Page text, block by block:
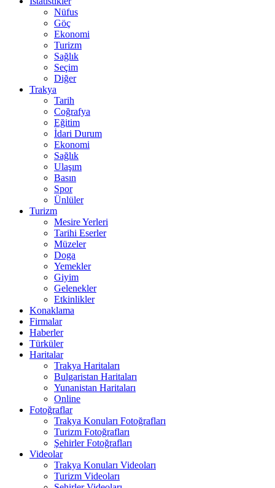
Nüfus
Göç
Ekonomi
Turizm
Sağlık
Seçim
Diğer
Trakya
Tarih
Coğrafya
Eğitim
İdari Durum
Ekonomi
Sağlık
Ulaşım
Basın
Spor
Ünlüler
Turizm
Mesire Yerleri
Tarihi Eserler
Müzeler
Doga
Yemekler
Giyim
Gelenekler
Etkinlikler
Konaklama
Firmalar
Haberler
Türküler
Haritalar
Trakya Haritaları
Bulgaristan Haritaları
Yunanistan Haritaları
Online
Fotoğraflar
Trakya Konuları Fotoğrafları
Turizm Fotoğrafları
Şehirler Fotoğrafları
Videolar
Trakya Konuları Videoları
Turizm Videoları